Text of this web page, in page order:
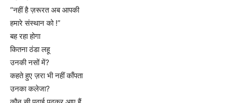
“नहीं है ज़रूरत अब आपकी
हमारे संस्थान को !”
बह रहा होगा
कितना ठंडा लहू
उनकी नसों में?
कहते हुए ज़रा भी नहीं काँपता
उनका कलेजा?